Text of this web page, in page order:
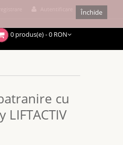
0 produs(e) - 0 RON
cu
Închide